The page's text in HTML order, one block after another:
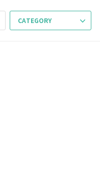
CATEGORY